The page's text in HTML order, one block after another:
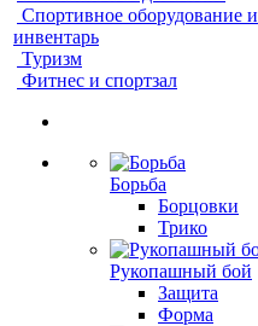
Спортивное оборудование и
инвентарь
Туризм
Фитнес и спортзал
Борьба
Борцовки
Трико
Рукопашный бой
Защита
Форма